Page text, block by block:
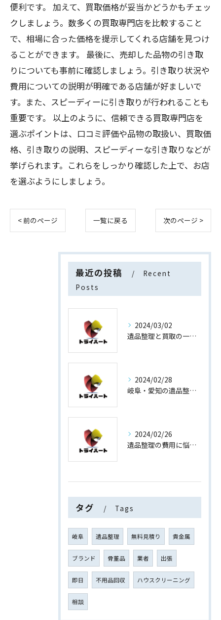
便利です。 加えて、買取価格が妥当かどうかもチェッ
クしましょう。数多くの買取専門店を比較すること
で、相場に合った価格を提示してくれる店舗を見つけ
ることができます。 最後に、売却した品物の引き取
りについても事前に確認しましょう。引き取り状況や
費用についての説明が明確である店舗が好ましいで
す。また、スピーディーに引き取りが行われることも
重要です。 以上のように、信頼できる買取専門店を
選ぶポイントは、口コミ評価や品物の取扱い、買取価
格、引き取りの説明、スピーディーな引き取りなどが
挙げられます。これらをしっかり確認した上で、お店
を選ぶようにしましょう。
< 前のページ 一覧に戻る 次のページ >
最近の投稿
Recent
Posts
2024/03/02
遺品整理と買取の一石二鳥
2024/02/28
岐阜・愛知の遺品整理と買取専門店【査定士が高額買取】
2024/02/26
遺品整理の費用に悩まない！買取専門店運営の遺品整理
タグ Tags
岐阜 遺品整理 無料見積り 貴金属
ブランド 骨董品 業者 出張
即日 不用品回収 ハウスクリーニング
相談